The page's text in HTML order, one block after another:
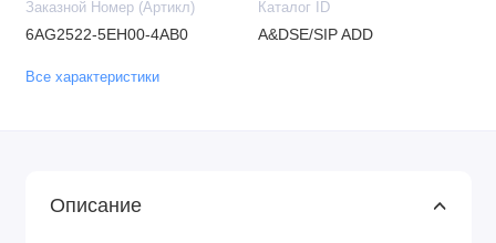
Заказной Номер (Артикл)
6AG2522-5EH00-4AB0
Каталог ID
A&DSE/SIP ADD
Все характеристики
Описание